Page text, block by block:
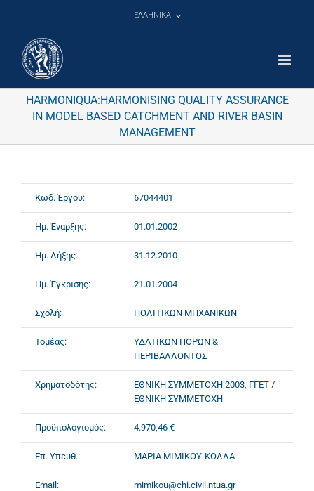
ΕΛΛΗΝΙΚΑ
HARMONIQUA:HARMONISING QUALITY ASSURANCE
IN MODEL BASED CATCHMENT AND RIVER BASIN
MANAGEMENT
Κωδ. Έργου: 67044401
Ημ. Έναρξης: 01.01.2002
Ημ. Λήξης: 31.12.2010
Ημ. Έγκρισης: 21.01.2004
Σχολή: ΠΟΛΙΤΙΚΩΝ ΜΗΧΑΝΙΚΩΝ
Τομέας:
ΥΔΑΤΙΚΩΝ ΠΟΡΩΝ &
ΠΕΡΙΒΑΛΛΟΝΤΟΣ
Χρηματοδότης:
ΕΘΝΙΚΗ ΣΥΜΜΕΤΟΧΗ 2003, ΓΓΕΤ /
ΕΘΝΙΚΗ ΣΥΜΜΕΤΟΧΗ
Προϋπολογισμός: 4.970,46 €
Επ. Υπευθ.: ΜΑΡΙΑ ΜΙΜΙΚΟΥ-ΚΟΛΛΑ
Email: mimikou@chi.civil.ntua.gr